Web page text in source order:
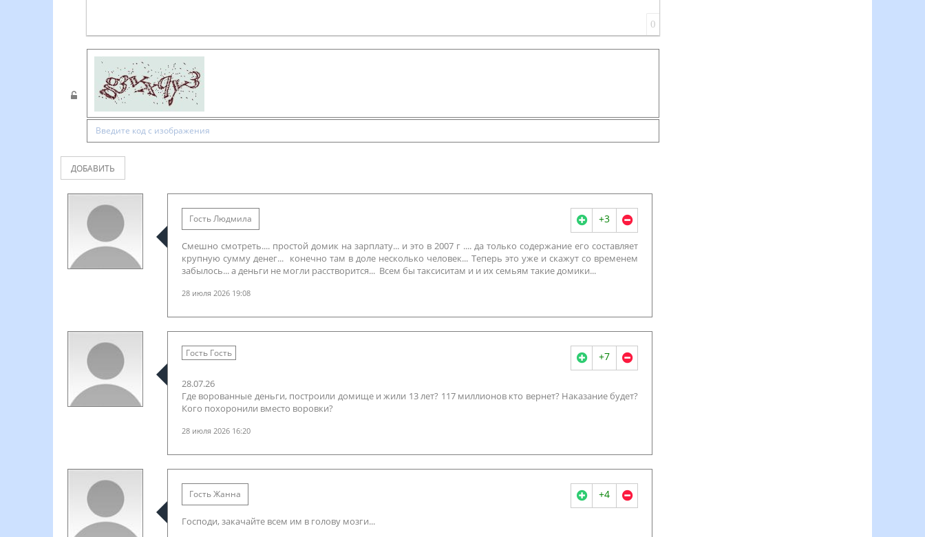
0
ДОБАВИТЬ
Гость Людмила +3
Смешно смотреть.... простой домик на зарплату... и это в 2007 г .... да только содержание его составляет
крупную сумму денег... конечно там в доле несколько человек... Теперь это уже и скажут со временем
забылось... а деньги не могли расстворится... Всем бы таксиситам и и их семьям такие домики...
28 июля 2026 19:08
Гость Гость +7
28.07.26
Где ворованные деньги, построили домище и жили 13 лет? 117 миллионов кто вернет? Наказание будет?
Кого похоронили вместо воровки?
28 июля 2026 16:20
Гость Жанна +4
Господи, закачайте всем им в голову мозги...